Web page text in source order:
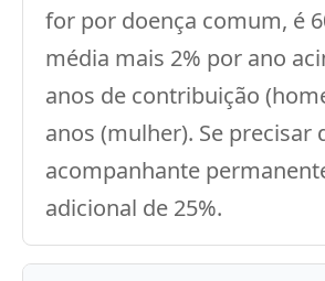
for por doença comum, é
média mais 2% por ano
anos de contribuição
anos (mulher). Se precisar
acompanhante
adicional de 25%.